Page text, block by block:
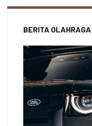
BERITA OLAHRAGA